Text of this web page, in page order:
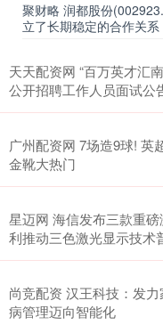
聚财略 润都股份
立了长期稳定的合作关系
天天配资网 “百万英才汇
公开招聘工作人员面试公
广州配资网 7场造9球! 英
金靴大热门
星迈网 海信发布三款重
利推动三色激光显示技术
尚竞配资 汉王科技：发
病管理迈向智能化